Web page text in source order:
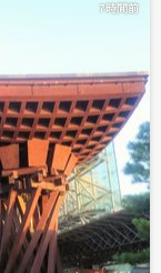
7時間前